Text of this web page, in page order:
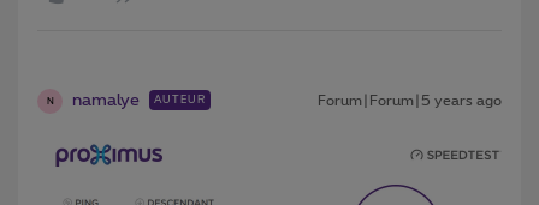
N namalye AUTEUR Forum|Forum|5 years ago